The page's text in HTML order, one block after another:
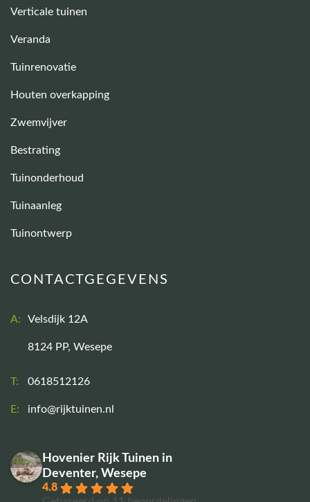
Verticale tuinen
Veranda
Tuinrenovatie
Houten overkapping
Zwemvijver
Bestrating
Tuinonderhoud
Tuinaanleg
Tuinontwerp
CONTACTGEGEVENS
A: Velsdijk 12A
8124 PP, Wesepe
T: 0618512126
E: info@rijktuinen.nl
Hovenier Rijk Tuinen in
Deventer, Wesepe
4.8